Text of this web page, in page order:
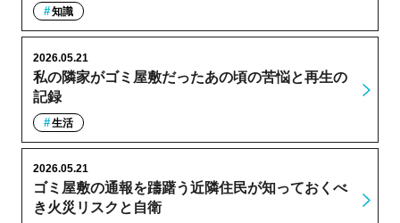
知識
私の隣家がゴミ屋敷だったあの頃の苦悩と再生の
記録
2026.05.21
生活
ゴミ屋敷の通報を躊躇う近隣住民が知っておくべ
き火災リスクと自衛
2026.05.21